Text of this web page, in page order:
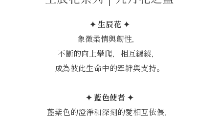
✦ 生辰花 ✦
象徵柔情與韌性，
不斷的向上攀爬，相互纏繞，
成為彼此生命中的牽絆與支持。
✦ 藍色使者 ✦
藍紫色的澄淨和深刻的愛相互依偎，